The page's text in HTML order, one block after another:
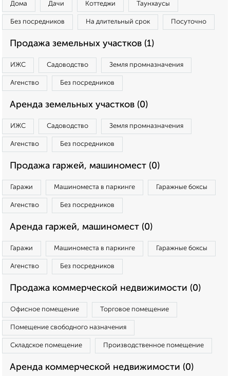
Дома Дачи Коттеджи Таунхаусы
Без посредников На длительный срок Посуточно
Продажа земельных участков (1)
ИЖС Садоводство Земля промназначения
Агенство Без посредников
Аренда земельных участков (0)
ИЖС Садоводство Земля промназначения
Агенство Без посредников
Продажа гаржей, машиномест (0)
Гаражи Машиноместа в паркинге Гаражные боксы
Агенство Без посредников
Аренда гаржей, машиномест (0)
Гаражи Машиноместа в паркинге Гаражные боксы
Агенство Без посредников
Продажа коммерческой недвижимости (0)
Офисное помещение Торговое помещение
Помещение свободного назначения
Складское помещение Производственное помещение
Аренда коммерческой недвижимости (0)